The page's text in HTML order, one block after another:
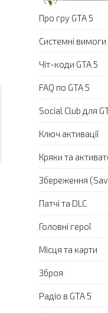
Про гру GTA 5
Системні вимоги
Чіт-коди GTA 5
FAQ по GTA 5
Social Club для
Ключ активації
Кряки та
Збереження
Патчі та DLC
Головні герої
Місця та карти
Зброя
Радіо в GTA 5